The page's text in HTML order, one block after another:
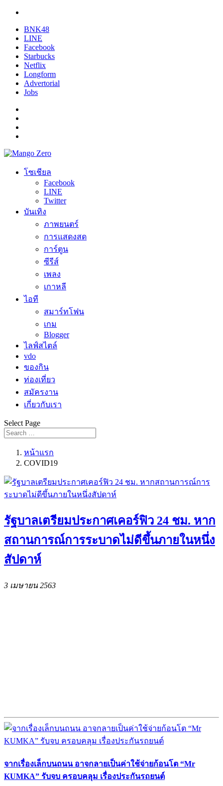
BNK48
LINE
Facebook
Starbucks
Netflix
Longform
Advertorial
Jobs
โซเชียล
Facebook
LINE
Twitter
บันเทิง
ภาพยนตร์
การแสดงสด
การ์ตูน
ซีรีส์
เพลง
เกาหลี
ไอที
สมาร์ทโฟน
เกม
Blogger
ไลฟ์สไตล์
vdo
ของกิน
ท่องเที่ยว
สมัครงาน
เกี่ยวกับเรา
Select Page
หน้าแรก
COVID19
รัฐบาลเตรียมประกาศเคอร์ฟิว 24 ชม. หาก
สถานการณ์การระบาดไม่ดีขึ้นภายในหนึ่ง
สัปดาห์
3 เมษายน 2563
จากเรื่องเล็กบนถนน อาจกลายเป็นค่าใช้จ่ายก้อนโต “Mr
KUMKA” รับจบ ครอบคลุม เรื่องประกันรถยนต์